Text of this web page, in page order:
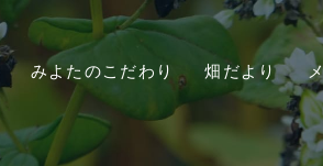
みよたのこだわり 畑だより